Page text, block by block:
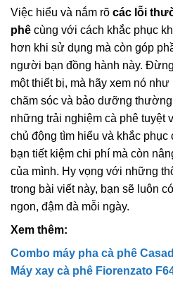
Việc hiểu và nắm rõ các lỗi
phê cùng với cách khắc phục
hơn khi sử dụng mà còn góp
người bạn đồng hành này.
một thiết bị, mà hãy xem nó
chăm sóc và bảo dưỡng
những trải nghiệm cà phê tuyệt
chủ động tìm hiểu và khắc
bạn tiết kiệm chi phí mà còn
của mình. Hy vọng với những
trong bài viết này, bạn sẽ luôn
ngon, đậm đà mỗi ngày.
Xem thêm:
Combo máy pha cà phê
Máy xay cà phê Fiorenzato